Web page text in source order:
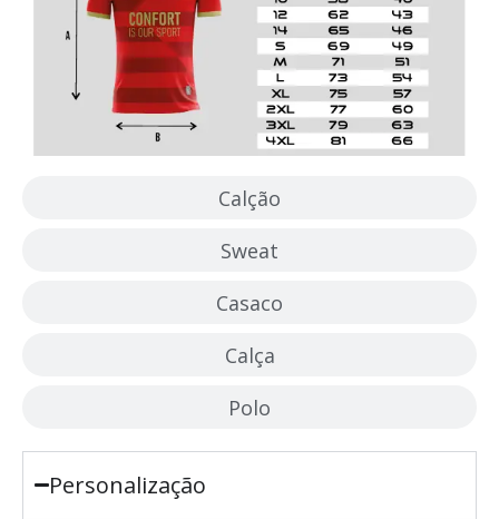
Calção
Sweat
Casaco
Calça
Polo
Personalização